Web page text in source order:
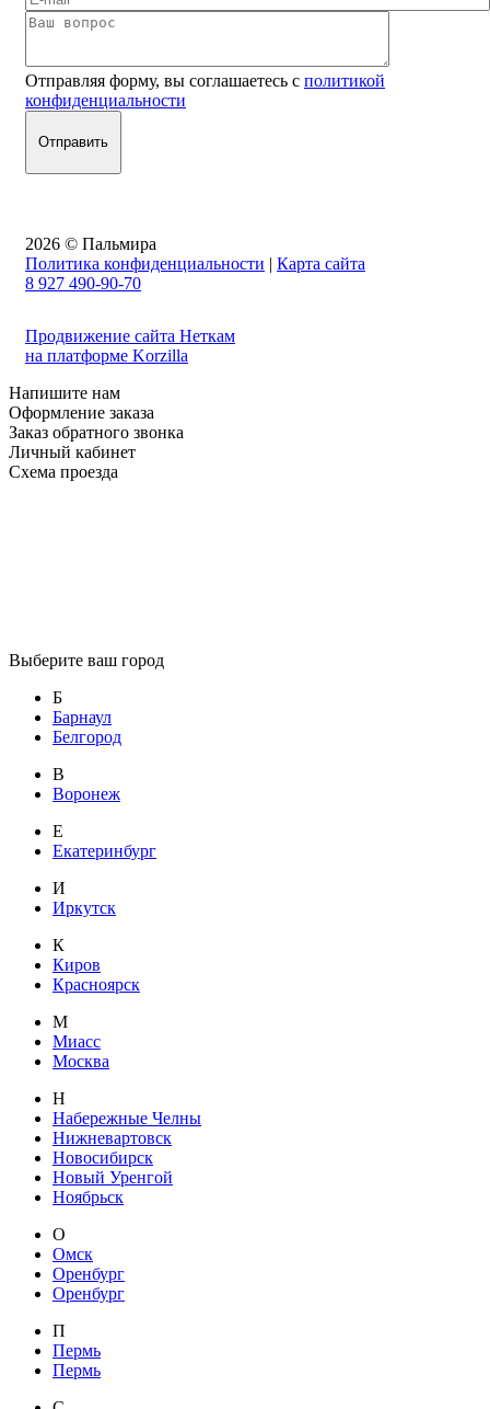
Отправляя форму, вы соглашаетесь с политикой
конфиденциальности
2026 © Пальмира
Политика конфиденциальности | Карта сайта
8 927 490-90-70
Продвижение сайта Неткам
на платформе Korzilla
Напишите нам
Оформление заказа
Заказ обратного звонка
Личный кабинет
Схема проезда
Выберите ваш город
Б
Барнаул
Белгород
В
Воронеж
Е
Екатеринбург
И
Иркутск
К
Киров
Красноярск
М
Миасс
Москва
Н
Набережные Челны
Нижневартовск
Новосибирск
Новый Уренгой
Ноябрьск
О
Омск
Оренбург
Оренбург
П
Пермь
Пермь